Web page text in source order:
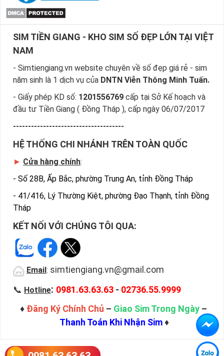
SIM TIỀN GIANG - KHO SIM SỐ ĐẸP LỚN TẠI VIỆT
NAM
- Simtiengiang.vn website chuyên về số đẹp giá rẻ - sim
năm sinh là 1 dịch vụ của DNTN Viễn Thông Minh Tuấn.
- Giấy phép KD số: 1201556769 cấp tại Sở Kế hoạch và
đầu tư Tiền Giang ( Đồng Tháp ), cấp ngày 06/07/2017
-------------------------------------
HỆ THỐNG CHI NHÁNH TRÊN TOÀN QUỐC
► Cửa hàng chính:
- Số 28B, Ấp Bắc, phường Trung An, tỉnh Đồng Tháp
- 41/416, Lý Thường Kiệt, phường Đạo Thạnh, tỉnh Đồng
Tháp
KẾT NỐI VỚI CHÚNG TÔI QUA:
Email : simtiengiang.vn@gmail.com
📞 Hotline: 0981.63.63.63 - 02736.55.9999
♦ Đăng Ký Chính Chủ – Giao Sim Trong Ngày –
Thanh Toán Khi Nhận Sim♦